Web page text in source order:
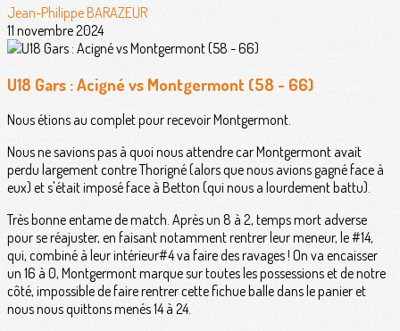
Jean-Philippe BARAZEUR
11 novembre 2024
U18 Gars : Acigné vs Montgermont (58 - 66)
Nous étions au complet pour recevoir Montgermont.
Nous ne savions pas à quoi nous attendre car Montgermont avait
perdu largement contre Thorigné (alors que nous avions gagné face à
eux) et s'était imposé face à Betton (qui nous a lourdement battu).
Très bonne entame de match. Après un 8 à 2, temps mort adverse
pour se réajuster, en faisant notamment rentrer leur meneur, le #14,
qui, combiné à leur intérieur#4 va faire des ravages ! On va encaisser
un 16 à 0, Montgermont marque sur toutes les possessions et de notre
côté, impossible de faire rentrer cette fichue balle dans le panier et
nous nous quittons menés 14 à 24.